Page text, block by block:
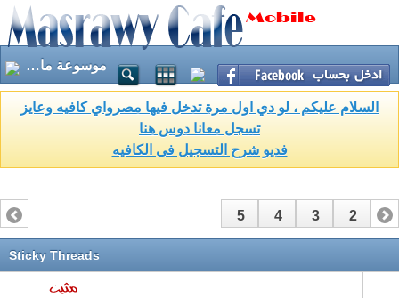
موسوعة ما وراء الطبيعه والغرائب
السلام عليكم ، لو دي اول مرة تدخل فيها مصرواي كافيه وعايز
تسجل معانا دوس هنا
فديو شرح التسجيل فى الكافيه
1
2
3
4
5
Sticky Threads